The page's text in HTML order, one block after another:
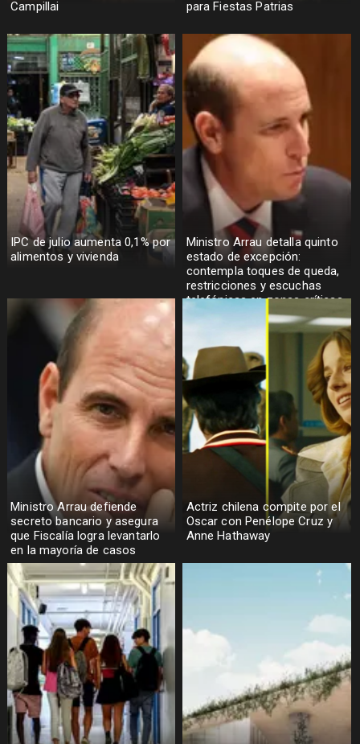
Campillai para Fiestas Patrias
IPC de julio aumenta 0,1% por
alimentos y vivienda
Ministro Arrau detalla quinto
estado de excepción:
contempla toques de queda,
restricciones y escuchas
telefónicas en zonas críticas
Ministro Arrau defiende
secreto bancario y asegura
que Fiscalía logra levantarlo
en la mayoría de casos
Actriz chilena compite por el
Oscar con Penélope Cruz y
Anne Hathaway